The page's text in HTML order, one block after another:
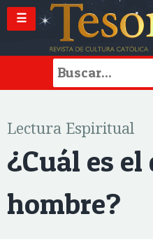
☰
Lectura Espiritual
¿Cuál es
hombre?